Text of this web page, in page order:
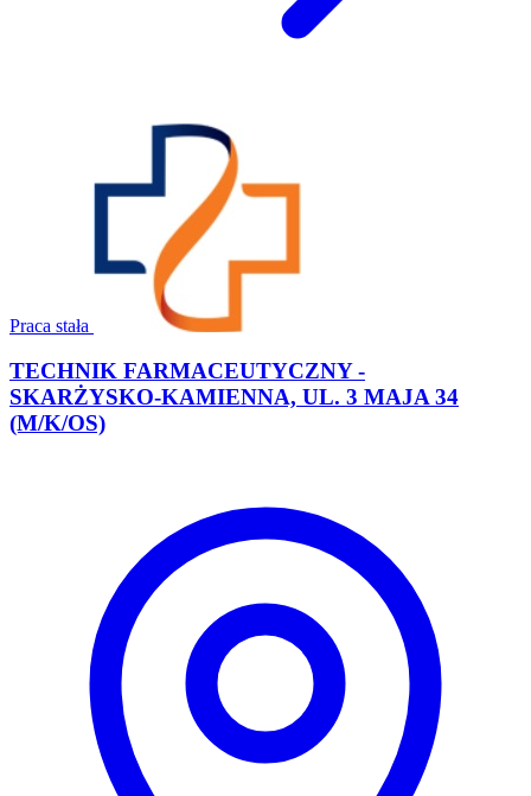
Praca stała
TECHNIK FARMACEUTYCZNY -
SKARŻYSKO-KAMIENNA, UL. 3 MAJA 34
(M/K/OS)